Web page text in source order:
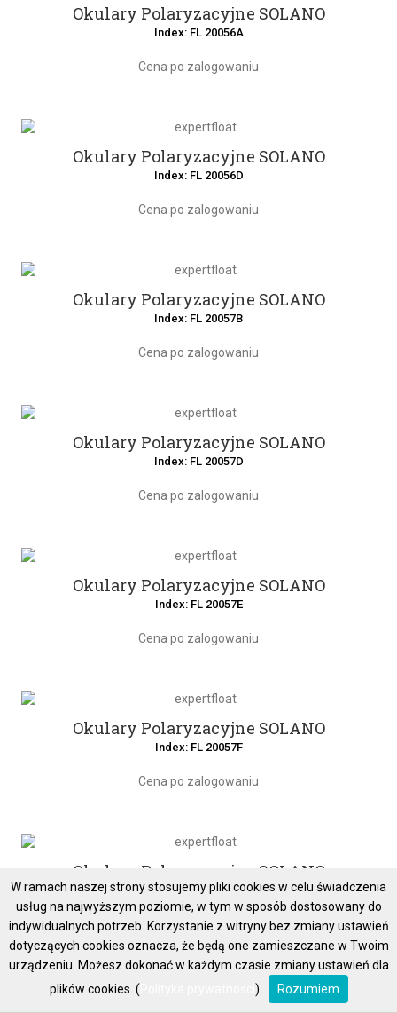
Okulary Polaryzacyjne SOLANO
Index: FL 20056A
Cena po zalogowaniu
Okulary Polaryzacyjne SOLANO
Index: FL 20056D
Cena po zalogowaniu
Okulary Polaryzacyjne SOLANO
Index: FL 20057B
Cena po zalogowaniu
Okulary Polaryzacyjne SOLANO
Index: FL 20057D
Cena po zalogowaniu
Okulary Polaryzacyjne SOLANO
Index: FL 20057E
Cena po zalogowaniu
Okulary Polaryzacyjne SOLANO
Index: FL 20057F
Cena po zalogowaniu
Okulary Polaryzacyjne SOLANO
Index: FL 20058A
Cena po zalogowaniu
W ramach naszej strony stosujemy pliki cookies w celu świadczenia
usług na najwyższym poziomie, w tym w sposób dostosowany do
indywidualnych potrzeb. Korzystanie z witryny bez zmiany ustawień
dotyczących cookies oznacza, że będą one zamieszczane w Twoim
urządzeniu. Możesz dokonać w każdym czasie zmiany ustawień dla
plików cookies. (
) Rozumiem